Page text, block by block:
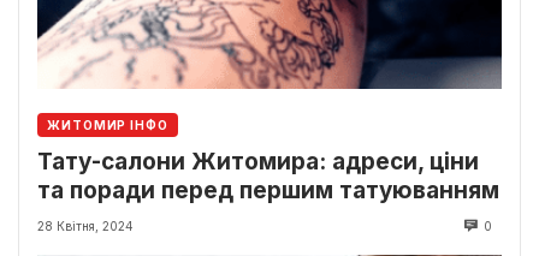
ЖИТОМИР ІНФО
Тату-салони Житомира: адреси, ціни
та поради перед першим татуюванням
28 Квітня, 2024 0